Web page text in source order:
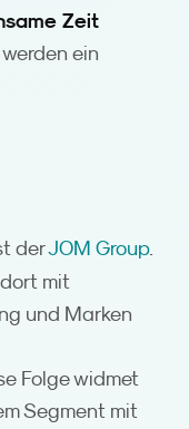
Zeit
ein
derJOM Group.
mit
und Marken
Folge widmet
Segment mit